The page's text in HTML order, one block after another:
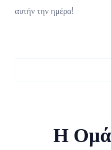
αυτήν την ημέρα!
Η